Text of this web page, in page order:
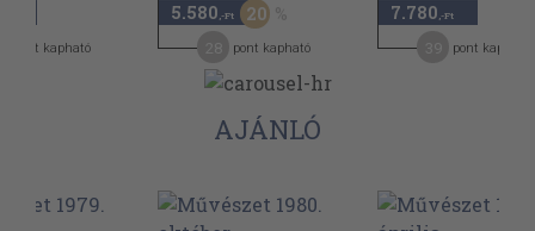
pont kapható
5.580 ,-Ft 20
pont kapható
7.780 ,-Ft
pont kapható
AJÁNLÓ